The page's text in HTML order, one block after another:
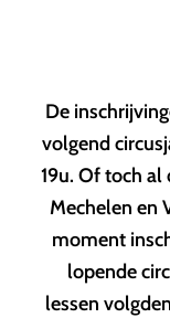
De
volgend
19u. Of toch al
Mechelen en
moment
lopende
lessen